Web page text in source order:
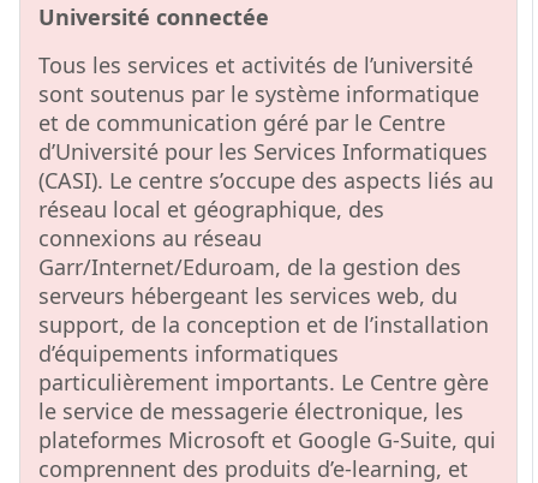
Université connectée
Tous les services et activités de l’université
sont soutenus par le système informatique
et de communication géré par le Centre
d’Université pour les Services Informatiques
(CASI). Le centre s’occupe des aspects liés au
réseau local et géographique, des
connexions au réseau
Garr/Internet/Eduroam, de la gestion des
serveurs hébergeant les services web, du
support, de la conception et de l’installation
d’équipements informatiques
particulièrement importants. Le Centre gère
le service de messagerie électronique, les
plateformes Microsoft et Google G-Suite, qui
comprennent des produits d’e-learning, et